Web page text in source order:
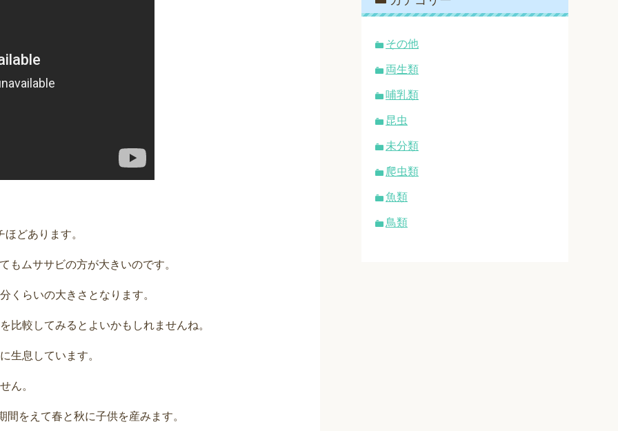
どあります。
もムササビの方が大きいのです。
くらいの大きさとなります。
比較してみるとよいかもしれませんね。
生息しています。
ん。
をえて春と秋に子供を産みます。
その他
両生類
哺乳類
昆虫
未分類
爬虫類
魚類
鳥類